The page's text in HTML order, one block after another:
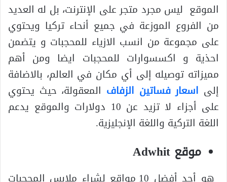
الموقع ليس مجرد متجر على الإنترنت، بل له العديد
من الفروع الموزعة في جميع أنحاء تركيا ويحتوي
على مجموعة من انسب الازياء للمحجبات و يتضمن
احذية و اكسسوارات للمحجبات ايضا ومن أهم
مميزاته توصيله إلى أي مكان في العالم، بالاضافة
إلى اسعار فساتين الزفاف المعقولة، حيث يحتوي
على أجزاء لا تزيد عن 10 دولارات والموقع يدعم
اللغة التركية واللغة الإنجليزية.
موقع Adwhit